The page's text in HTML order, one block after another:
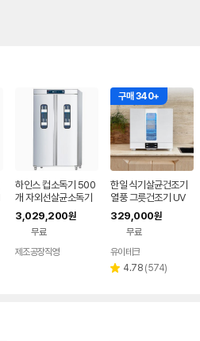
하인스 컵소독기 500
개 자외선살균소독기
HA-816H
3,029,200원
무료
제조공장직영
구매 340+
한일 식기살균건조기
열풍 그릇건조기 UV
대용량소독기 살균건
조 5중안전 8인용, 화
이트
329,000원
무료
유이테크
별 4.78 리
(574)